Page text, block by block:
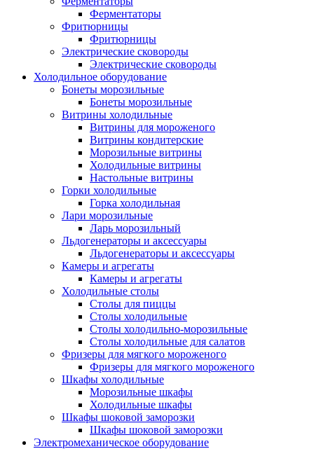
Ферментаторы
Фритюрницы
Фритюрницы
Электрические сковороды
Электрические сковороды
Холодильное оборудование
Бонеты морозильные
Бонеты морозильные
Витрины холодильные
Витрины для мороженого
Витрины кондитерские
Морозильные витрины
Холодильные витрины
Настольные витрины
Горки холодильные
Горка холодильная
Лари морозильные
Ларь морозильный
Льдогенераторы и аксессуары
Льдогенераторы и аксессуары
Камеры и агрегаты
Камеры и агрегаты
Холодильные столы
Столы для пиццы
Столы холодильные
Столы холодильно-морозильные
Столы холодильные для салатов
Фризеры для мягкого мороженого
Фризеры для мягкого мороженого
Шкафы холодильные
Mорозильные шкафы
Холодильные шкафы
Шкафы шоковой заморозки
Шкафы шоковой заморозки
Электромеханическое оборудование